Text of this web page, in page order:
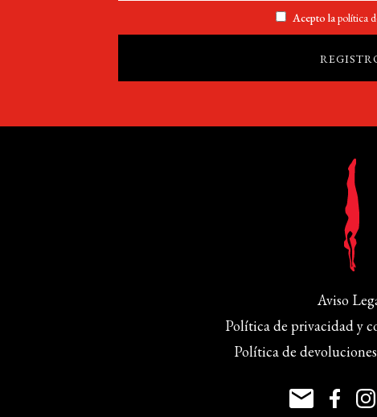
Acepto lapolítica
Aviso
Política de privacidad y
Política de